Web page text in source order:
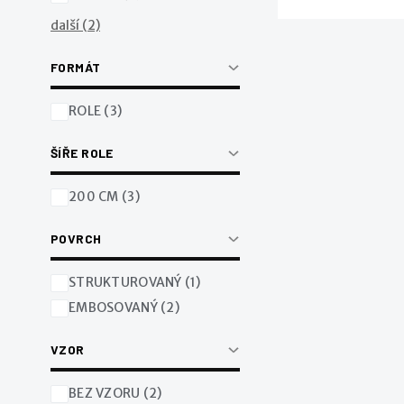
další (2)
FORMÁT
ROLE (3)
ŠÍŘE ROLE
200 CM (3)
POVRCH
STRUKTUROVANÝ (1)
EMBOSOVANÝ (2)
VZOR
BEZ VZORU (2)